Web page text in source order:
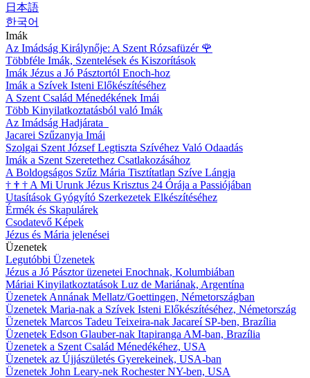
日本語
한국어
Imák
Az Imádság Királynője: A Szent Rózsafüzér 🌹
Többféle Imák, Szentelések és Kiszorítások
Imák Jézus a Jó Pásztortól Enoch-hoz
Imák a Szívek Isteni Előkészítéséhez
A Szent Család Ménedékének Imái
Több Kinyilatkoztatásból való Imák
Az Imádság Hadjárata
Jacarei Szűzanyja Imái
Szolgai Szent József Legtiszta Szívéhez Való Odaadás
Imák a Szent Szeretethez Csatlakozásához
A Boldogságos Szűz Mária Tisztítatlan Szíve Lángja
† † † A Mi Urunk Jézus Krisztus 24 Órája a Passiójában
Utasítások Gyógyító Szerkezetek Elkészítéséhez
Érmék és Skapulárek
Csodatevő Képek
Jézus és Mária jelenései
Üzenetek
Legutóbbi Üzenetek
Jézus a Jó Pásztor üzenetei Enochnak, Kolumbiában
Máriai Kinyilatkoztatások Luz de Mariának, Argentína
Üzenetek Annának Mellatz/Goettingen, Németországban
Üzenetek Maria-nak a Szívek Isteni Előkészítéséhez, Németország
Üzenetek Marcos Tadeu Teixeira-nak Jacareí SP-ben, Brazília
Üzenetek Edson Glauber-nak Itapiranga AM-ban, Brazília
Üzenetek a Szent Család Ménedékéhez, USA
Üzenetek az Újjászületés Gyerekeinek, USA-ban
Üzenetek John Leary-nek Rochester NY-ben, USA